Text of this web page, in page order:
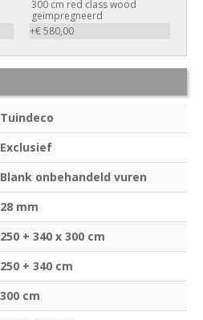
300 cm red class wood
geïmpregneerd
+€ 580,00
Tuindeco
Exclusief
Blank onbehandeld vuren
28 mm
250 + 340 x 300 cm
250 + 340 cm
300 cm